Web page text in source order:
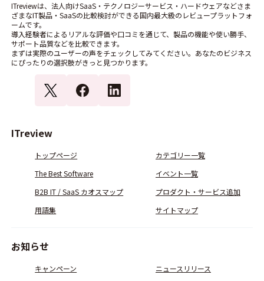
ITreviewは、法人向けSaaS・テクノロジーサービス・ハードウェアなどさま
ざまなIT製品・SaaSの比較検討ができる国内最大級のレビュープラットフォ
ームです。
導入経験者によるリアルな評価や口コミを通じて、製品の機能や使い勝手、
サポート品質などを比較できます。
まずは実際のユーザーの声をチェックしてみてください。あなたのビジネス
にぴったりの選択肢がきっと見つかります。
ITreview
トップページ
カテゴリー一覧
The Best Software
イベント一覧
B2B IT / SaaS カオスマップ
プロダクト・サービス追加
用語集
サイトマップ
お知らせ
キャンペーン ニュースリリース